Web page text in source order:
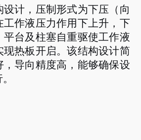
计，压制形式为下压（向
工作液压力作用下上升，下
台及柱塞自重驱使工作液
热板开启。该结构设计简
导向精度高，能够确保设